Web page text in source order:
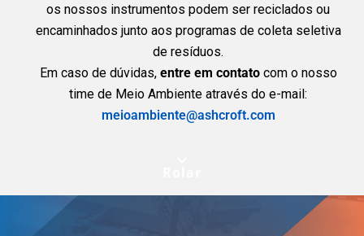
os nossos instrumentos podem ser reciclados ou
encaminhados junto aos programas de coleta seletiva
de resíduos.
Em caso de dúvidas, entre em contatocom o nosso
time de Meio Ambiente através do e-mail:
meioambiente@ashcroft.com